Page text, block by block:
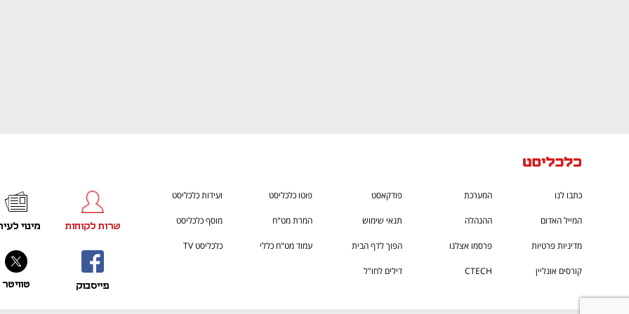
כתבו לנו המערכת פודקאסט פוטו כלכליסט ועידות כלכליסט
המייל האדום ההנהלה תנאי שימוש המרת מט"ח מוסף כלכליסט
מדיניות פרטיות פרסמו אצלנו הפוך לדף הבית עמוד מט"ח כללי כלכליסט TV
קורסים אונליין CTECH
דילים לחו"ל
פייסבוק
שרות לקוחות
טוויטר
מינוי